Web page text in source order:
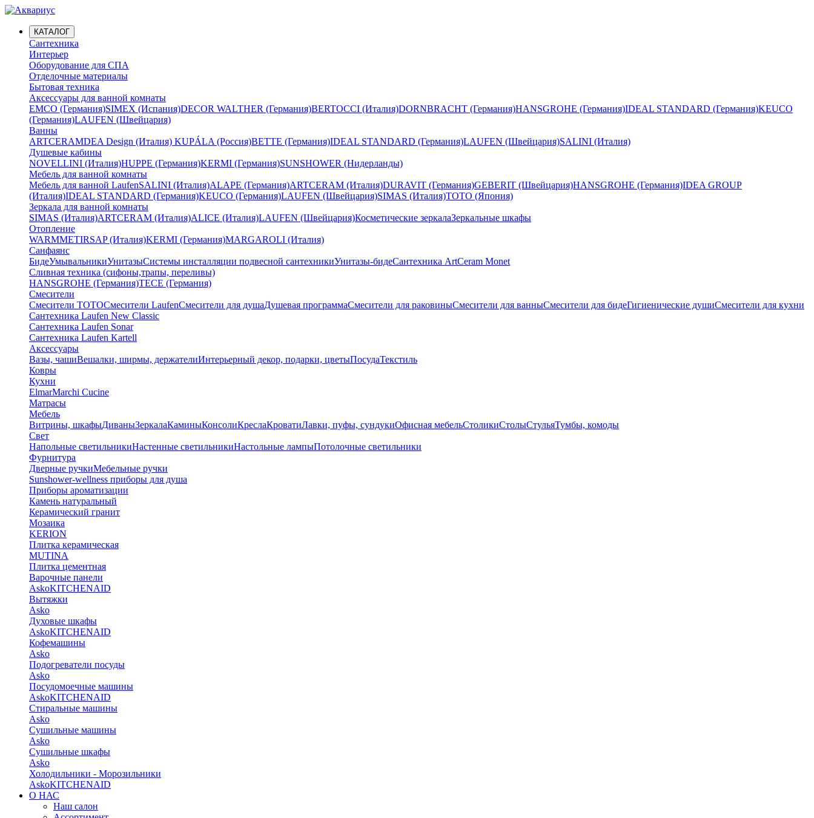
КАТАЛОГ
Сантехника
Интерьер
Оборудование для СПА
Отделочные материалы
Бытовая техника
Аксессуары для ванной комнаты
EMCO (Германия)SIMEX (Испания)DECOR WALTHER (Германия)BERTOCCI (Италия)DORNBRACHT (Германия)HANSGROHE (Германия)IDEAL STANDARD (Германия)KEUCO
(Германия)LAUFEN (Швейцария)
Ванны
ARTCERAMDEA Design (Италия) KUPÁLA (Россия)BETTE (Германия)IDEAL STANDARD (Германия)LAUFEN (Швейцария)SALINI (Италия)
Душевые кабины
NOVELLINI (Италия)HUPPE (Германия)KERMI (Германия)SUNSHOWER (Нидерланды)
Мебель для ванной комнаты
Мебель для ванной LaufenSALINI (Италия)ALAPE (Германия)ARTCERAM (Италия)DURAVIT (Германия)GEBERIT (Швейцария)HANSGROHE (Германия)IDEA GROUP
(Италия)IDEAL STANDARD (Германия)KEUCO (Германия)LAUFEN (Швейцария)SIMAS (Италия)TOTO (Япония)
Зеркала для ванной комнаты
SIMAS (Италия)ARTCERAM (Италия)ALICE (Италия)LAUFEN (Швейцария)Косметические зеркалаЗеркальные шкафы
Отопление
WARMMETIRSAP (Италия)KERMI (Германия)MARGAROLI (Италия)
Санфаянс
БидеУмывальникиУнитазыСистемы инсталляции подвесной сантехникиУнитазы-бидеСантехника ArtCeram Monet
Сливная техника (сифоны,трапы, переливы)
HANSGROHE (Германия)TECE (Германия)
Смесители
Смесители TOTOСмесители LaufenСмесители для душаДушевая программаСмесители для раковиныСмесители для ванныСмесители для бидеГигиенические душиСмесители для кухни
Сантехника Laufen New Classic
Сантехника Laufen Sonar
Сантехника Laufen Kartell
Аксессуары
Вазы, чашиВешалки, ширмы, держателиИнтерьерный декор, подарки, цветыПосудаТекстиль
Ковры
Кухни
ElmarMarchi Cucine
Матрасы
Мебель
Витрины, шкафыДиваныЗеркалаКаминыКонсолиКреслаКроватиЛавки, пуфы, сундукиОфисная мебельСтоликиСтолыСтульяТумбы, комоды
Свет
Напольные светильникиНастенные светильникиНастольные лампыПотолочные светильники
Фурнитура
Дверные ручкиМебельные ручки
Sunshower-wellness приборы для душа
Приборы ароматизации
Камень натуральный
Керамический гранит
Мозаика
KERION
Плитка керамическая
MUTINA
Плитка цементная
Варочные панели
AskoKITCHENAID
Вытяжки
Asko
Духовые шкафы
AskoKITCHENAID
Кофемашины
Asko
Подогреватели посуды
Asko
Посудомоечные машины
AskoKITCHENAID
Стиральные машины
Asko
Сушильные машины
Asko
Сушильные шкафы
Asko
Холодильники - Морозильники
AskoKITCHENAID
О НАС
Наш салон